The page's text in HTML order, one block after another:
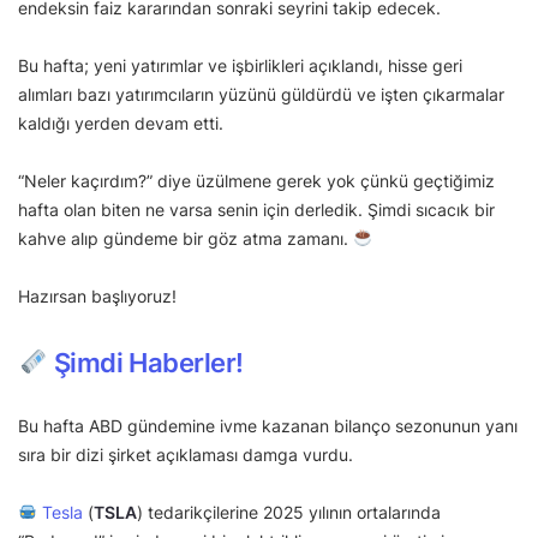
endeksin faiz kararından sonraki seyrini takip edecek.
Bu hafta; yeni yatırımlar ve işbirlikleri açıklandı, hisse geri
alımları bazı yatırımcıların yüzünü güldürdü ve işten çıkarmalar
kaldığı yerden devam etti.
“Neler kaçırdım?” diye üzülmene gerek yok çünkü geçtiğimiz
hafta olan biten ne varsa senin için derledik. Şimdi sıcacık bir
kahve alıp gündeme bir göz atma zamanı.
Hazırsan başlıyoruz!
Şimdi Haberler!
Bu hafta ABD gündemine ivme kazanan bilanço sezonunun yanı
sıra bir dizi şirket açıklaması damga vurdu.
Tesla (TSLA) tedarikçilerine 2025 yılının ortalarında